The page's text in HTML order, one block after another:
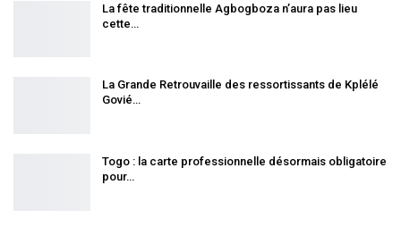
La fête traditionnelle Agbogboza n’aura pas lieu
cette…
La Grande Retrouvaille des ressortissants de Kplélé
Govié…
Togo : la carte professionnelle désormais obligatoire
pour…